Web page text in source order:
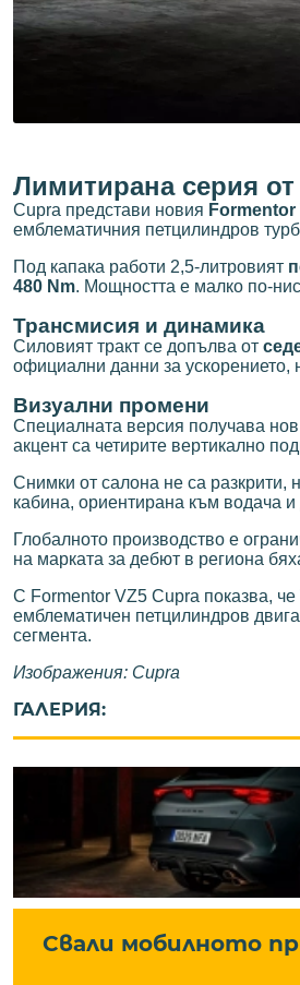
Лимитирана серия
Cupra представи новия Formentor
емблематичния петцилиндров
Под капака работи 2,5-литровият
480 Nm. Мощността е малко по-
Трансмисия и динамика
Силовият тракт се допълва от
официални данни за ускорението,
Визуални промени
Специалната версия получава
акцент са четирите вертикално
Снимки от салона не са разкрити,
кабина, ориентирана към водача
Глобалното производство е
на марката за дебют в региона
С Formentor VZ5 Cupra показва, че
емблематичен петцилиндров
сегмента.
Изображения: Cupra
ГАЛЕРИЯ:
Свали мобилното